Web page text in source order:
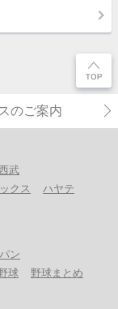
のご案内
武
クス
ハヤテ
ン
球 野球まとめ